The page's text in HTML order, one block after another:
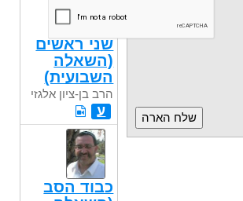
שני ראשים
(השאלה
השבועית)
הרב בן-ציון אלגזי
ע
כבוד הסב